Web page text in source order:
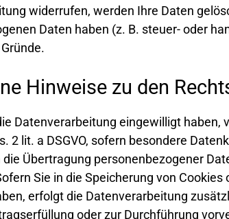
widerrufen, werden Ihre Daten
Daten haben (z. B. steuer- oder
Hinweise zu den
Datenverarbeitung eingewilligt haben,
2 lit. a DSGVO, sofern besondere
die Übertragung personenbezogener
Sie in die Speicherung von
erfolgt die Datenverarbeitung
oder zur Durchführung